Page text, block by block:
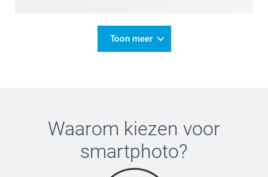
Toon meer
Waarom kiezen voor
smartphoto?